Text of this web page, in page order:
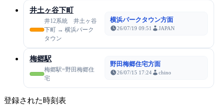
井土ヶ谷下町
井12系統 井土ヶ谷
下町 → 横浜パーク
タウン
横浜パークタウン方面
26/07/19 09:51 JAPAN
梅郷駅
梅郷駅=野田梅郷住
宅
野田梅郷住宅方面
26/07/15 17:24 chino
登録された時刻表